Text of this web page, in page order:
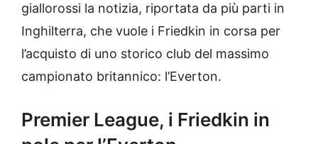
giallorossi la notizia, riportata da più parti in
Inghilterra, che vuole i Friedkin in corsa per
l’acquisto di uno storico club del massimo
campionato britannico: l’Everton.
Premier League, i Friedkin in